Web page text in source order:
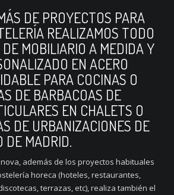
DE PROYECTOS PARA
REALIZAMOS TODO
MOBILIARIO A MEDIDA Y
EN ACERO
PARA COCINAS O
DE BARBACOAS DE
EN CHALETS O
DE URBANIZACIONES DE
DE MADRID.
además de los proyectos habituales
horeca (hoteles, restaurantes,
terrazas, etc), realiza también el